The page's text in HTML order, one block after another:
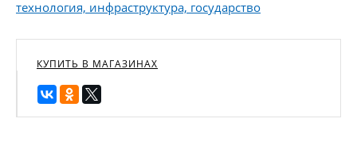
технология, инфраструктура, государство
КУПИТЬ В МАГАЗИНАХ